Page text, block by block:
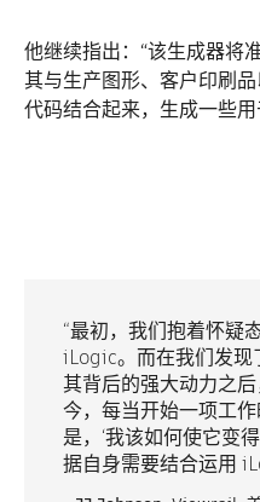
他继续指出：“该生成器将
其与生产图形、客户印刷
代码结合起来，生成一些
最初，我们抱着怀疑
iLogic。而在我们发现
其背后的强大动力之
今，每当开始一项工
是，‘我该如何使它变
据自身需要结合运用